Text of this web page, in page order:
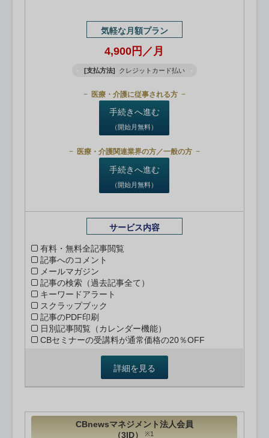
気軽な月額プラン
4,900円／月
[支払方法] クレジットカード払い
医療・介護に従事される方
手続きへ進む
（開始月無料）
医療・介護関連業界の方／一般の方
手続きへ進む
（開始月無料）
サービス内容
有料・無料全記事閲覧
記事へのコメント
メールマガジン
記事の検索（過去記事全て）
キーワードアラート
スクラップブック
記事のPDF印刷
日別記事閲覧（カレンダー機能）
CBセミナーの受講料が通常価格の20％OFF
詳細を見る
CBnewsマネジメント法人会員
（3ID）
※1